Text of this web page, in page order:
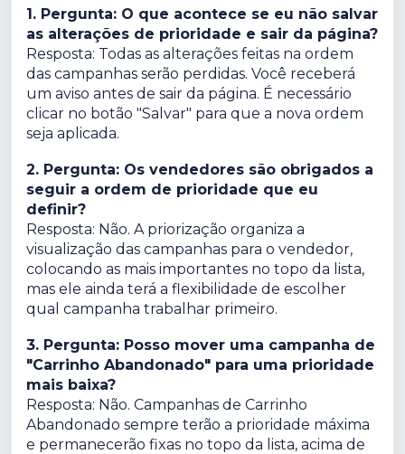
1. Pergunta: O que acontece se eu não salvar
as alterações de prioridade e sair da página?
Resposta: Todas as alterações feitas na ordem
das campanhas serão perdidas. Você receberá
um aviso antes de sair da página. É necessário
clicar no botão "Salvar" para que a nova ordem
seja aplicada.
2. Pergunta: Os vendedores são obrigados a
seguir a ordem de prioridade que eu
definir?
Resposta: Não. A priorização organiza a
visualização das campanhas para o vendedor,
colocando as mais importantes no topo da lista,
mas ele ainda terá a flexibilidade de escolher
qual campanha trabalhar primeiro.
3. Pergunta: Posso mover uma campanha de
"Carrinho Abandonado" para uma prioridade
mais baixa?
Resposta: Não. Campanhas de Carrinho
Abandonado sempre terão a prioridade máxima
e permanecerão fixas no topo da lista, acima de